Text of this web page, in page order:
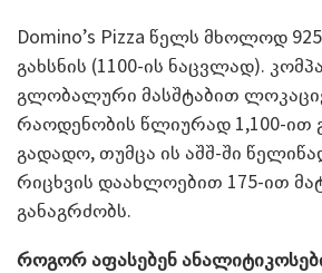
Domino’s Pizza წელს მხოლოდ
გახსნის (1100-ის ნაცვლად).
გლობალური მასშტაბით
რაოდენობის წლიურად 1,100-ით
გადადო, თუმცა ის აშშ-ში
რიცხვის დაახლოებით 175-ით
განაგრძობს.
როგორ აფასებენ